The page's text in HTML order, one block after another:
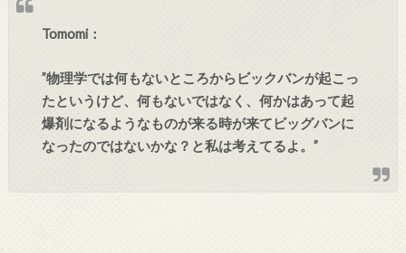
Tomomi：
”物理学では何もないところからビックバンが起こっ
たというけど、何もないではなく、何かはあって起
爆剤になるようなものが来る時が来てビッグバンに
なったのではないかな？と私は考えてるよ。”